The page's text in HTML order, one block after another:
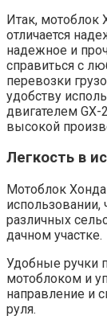
Итак, мотоблок
отличается
надежное и
справиться с
перевозки
удобству
двигателем GX-
высокой
Легкость в
Мотоблок
различных
дачном участке.
Удобные ручки
мотоблоком и
направление и
руля.